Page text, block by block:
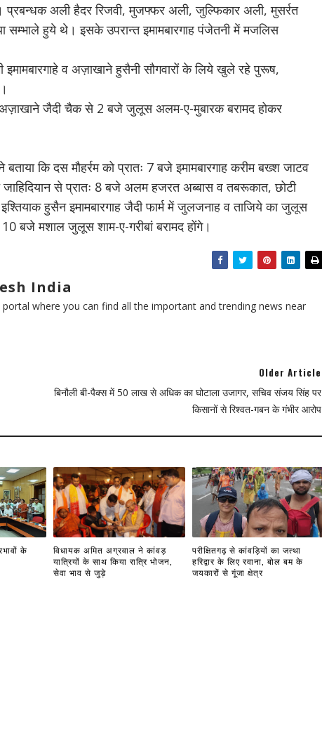
अली हैदर रिजवी, मुजफ्फर अली, जुल्फिकार अली, मुसर्रत
हुये थे। इसके उपरान्त इमामबारगाह पंजेतनी में मजलिस
इमामबारगाहे व अज़ाखाने हुसैनी सौगवारों के लिये खुले रहे पुरूष,
जैदी चैक से 2 बजे जुलूस अलम-ए-मुबारक बरामद होकर
बताया कि दस मौहर्रम को प्रातः 7 बजे इमामबारगाह करीम बख्श जाटव
से प्रातः 8 बजे अलम हजरत अब्बास व तबरूकात, छोटी
हुसैन इमामबारगाह जैदी फार्म में जुलजनाह व ताजिये का जुलूस
बजे मशाल जुलूस शाम-ए-गरीबां बरामद होंगे।
India
where you can find all the important and trending news near
Older Article
बिनौली बी-पैक्स में 50 लाख से अधिक का घोटाला उजागर, सचिव संजय सिंह पर
किसानों से रिश्वत-गबन के गंभीर आरोप
के
विधायक अमित अग्रवाल ने कांवड़
यात्रियों के साथ किया रात्रि भोजन,
सेवा भाव से जुड़े
परीक्षितगढ़ से कांवड़ियों का जत्था
हरिद्वार के लिए रवाना, बोल बम के
जयकारों से गूंजा क्षेत्र